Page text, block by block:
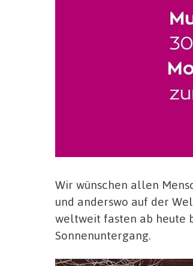
Wir wünschen allen
und anderswo auf der
weltweit fasten ab heute
Sonnenuntergang.